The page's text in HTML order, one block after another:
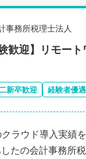
事務所税理士法人
歓迎】リモー
新卒歓迎 経験者優遇
ラウド導入実績
たの会計事務所